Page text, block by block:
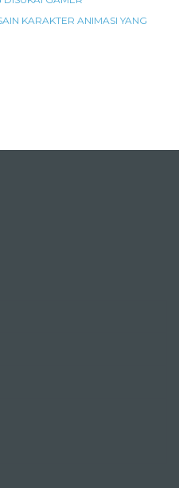
KARAKTER ANIMASI YANG